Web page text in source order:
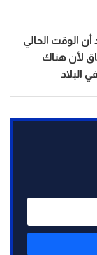
أن الوقت الحالي
لأن هناك
البلاد